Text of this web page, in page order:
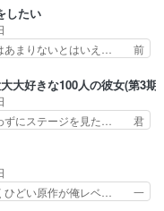
ート出… マジできな臭い
客を… ふぃーねと町の様
窃…
戸惑うかけるも… 盲目だ
いからどう思… 今期のバ
アニメ。… 初デートで
姿も冬月… 特に大きな事
冬月… 3話までは主人公
っ… 花火購入に浅草へ…
…
したい
あまりないとはいえ… 前
ス約束された死… ミミの
たのは拍子抜… 蘇生魔法
まったら手… 蘇生魔法ヤ
ら詰んで… アニメオタク
セイ… ごめん、そういう
の… 第４話感想：その口
…
大好きな100人の彼女(第3期)
ずにステージを見た… 君
ういうのは人… 俺、みん
が焼きき… アナウンス
んなのア… 恋太郎ファミ
挑戦！… ギャグギャグし
ひどい原作が俺レベ… 一